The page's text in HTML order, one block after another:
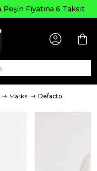
Peşin Fiyatına 6 Taksit
Marka Defacto